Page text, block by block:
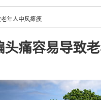
年人中风瘫痪
头痛容易导致